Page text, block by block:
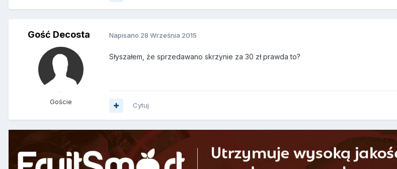
Gość Decosta
Goście
Napisano 28 Września 2015
Słyszałem, że sprzedawano skrzynie za 30 zł prawda to?
Cytuj